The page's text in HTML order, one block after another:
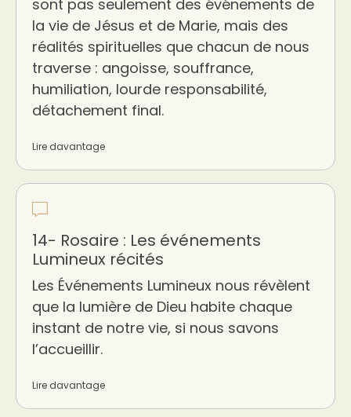
sont pas seulement des événements de
la vie de Jésus et de Marie, mais des
réalités spirituelles que chacun de nous
traverse : angoisse, souffrance,
humiliation, lourde responsabilité,
détachement final.
Lire davantage
14- Rosaire : Les événements
Lumineux récités
Les Événements Lumineux nous révèlent
que la lumière de Dieu habite chaque
instant de notre vie, si nous savons
l’accueillir.
Lire davantage